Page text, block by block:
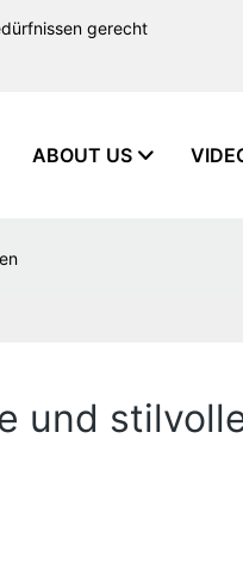
gerecht
ABOUT US
und